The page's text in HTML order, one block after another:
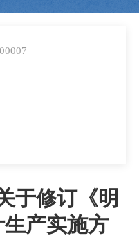
于修订《明
生产实施方